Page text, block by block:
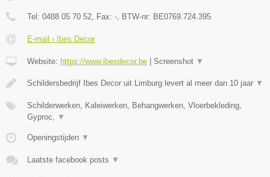
Tel: 0488 05 70 52, Fax: -, BTW-nr: BE0769.724.395
E-mail › Ibes Decor
Website: https://www.ibesdecor.be Screenshot ▼
Schildersbedrijf Ibes Decor uit Limburg levert al meer dan 10 jaar ▼
Schilderwerken, Kaleiwerken, Behangwerken, Vloerbekleding,
Gyproc, ▼
Openingstijden ▼
Laatste facebook posts ▼